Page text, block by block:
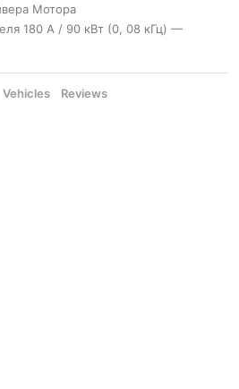
Мотора
180 А / 90 кВт (0, 08 кГц) —
Vehicles Reviews